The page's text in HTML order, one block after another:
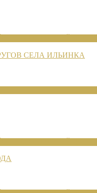
СЕЛА ИЛЬИНКА